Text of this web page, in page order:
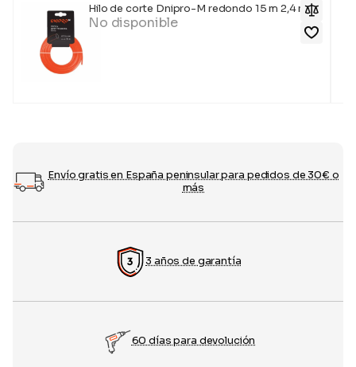
Hilo de corte Dnipro-M redondo 15 m 2,4 mm
No disponible
Envío gratis en España peninsular para pedidos de 30€ o
más
3 años de garantía
60 días para devolución